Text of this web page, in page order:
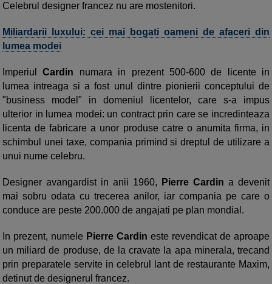
Celebrul designer francez nu are mostenitori.
Miliardarii luxului: cei mai bogati oameni de afaceri din
lumea modei
ImperiulCardin numara in prezent 500-600 de licente in
lumea intreaga si a fost unul dintre pionierii conceptului de
"business model" in domeniul licentelor, care s-a impus
ulterior in lumea modei: un contract prin care se incredinteaza
licenta de fabricare a unor produse catre o anumita firma, in
schimbul unei taxe, compania primind si dreptul de utilizare a
unui nume celebru.
Designer avangardist in anii 1960, Pierre Cardin a devenit
mai sobru odata cu trecerea anilor, iar compania pe care o
conduce are peste 200.000 de angajati pe plan mondial.
In prezent, numele Pierre Cardin este revendicat de aproape
un miliard de produse, de la cravate la apa minerala, trecand
prin preparatele servite in celebrul lant de restaurante Maxim,
detinut de designerul francez.